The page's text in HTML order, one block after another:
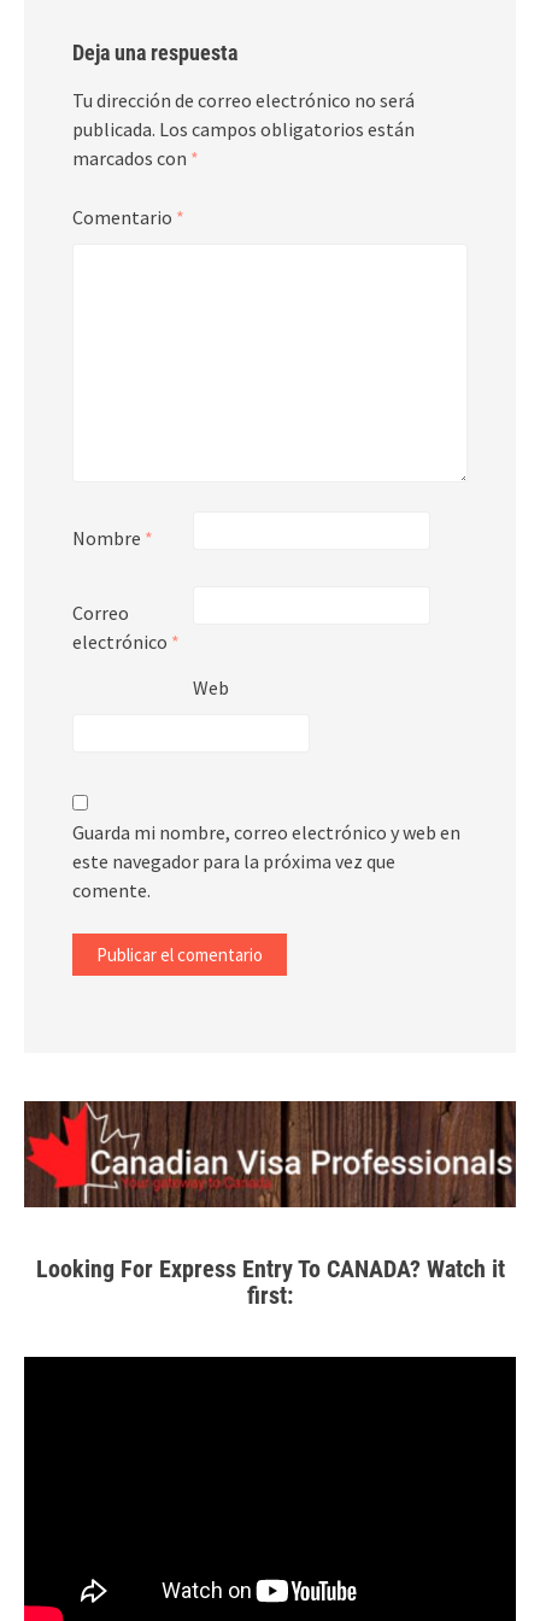
Deja una respuesta
Tu dirección de correo electrónico no será
publicada. Los campos obligatorios están
marcados con *
Comentario *
Nombre *
Correo
electrónico *
Web
Guarda mi nombre, correo electrónico y web en
este navegador para la próxima vez que
comente.
Looking For Express Entry To CANADA? Watch it
first: